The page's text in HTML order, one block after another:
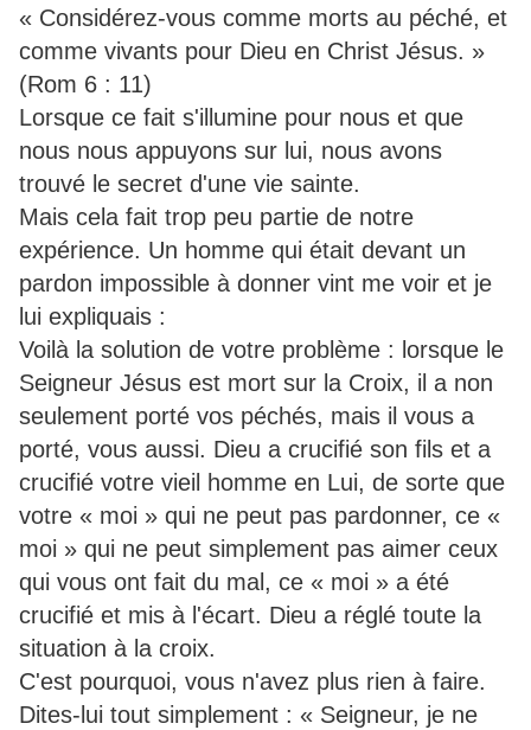
« Considérez-vous comme morts au péché, et
comme vivants pour Dieu en Christ Jésus. »
(Rom 6 : 11)
Lorsque ce fait s'illumine pour nous et que
nous nous appuyons sur lui, nous avons
trouvé le secret d'une vie sainte.
Mais cela fait trop peu partie de notre
expérience. Un homme qui était devant un
pardon impossible à donner vint me voir et je
lui expliquais :
Voilà la solution de votre problème : lorsque le
Seigneur Jésus est mort sur la Croix, il a non
seulement porté vos péchés, mais il vous a
porté, vous aussi. Dieu a crucifié son fils et a
crucifié votre vieil homme en Lui, de sorte que
votre « moi » qui ne peut pas pardonner, ce «
moi » qui ne peut simplement pas aimer ceux
qui vous ont fait du mal, ce « moi » a été
crucifié et mis à l'écart. Dieu a réglé toute la
situation à la croix.
C'est pourquoi, vous n'avez plus rien à faire.
Dites-lui tout simplement : « Seigneur, je ne